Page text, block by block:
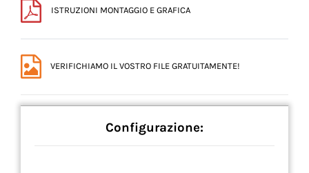
ISTRUZIONI MONTAGGIO E GRAFICA
VERIFICHIAMO IL VOSTRO FILE GRATUITAMENTE!
Configurazione: